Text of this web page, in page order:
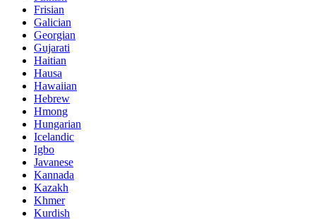
Frisian
Galician
Georgian
Gujarati
Haitian
Hausa
Hawaiian
Hebrew
Hmong
Hungarian
Icelandic
Igbo
Javanese
Kannada
Kazakh
Khmer
Kurdish